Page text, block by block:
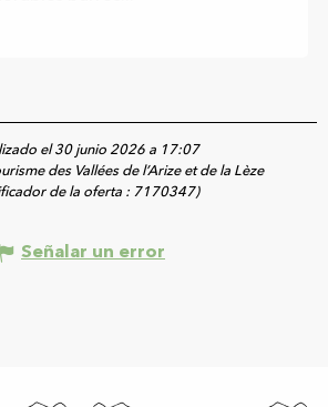
el 30 junio 2026 a 17:07
des Vallées de l’Arize et de la Lèze
de la oferta : 7170347)
Señalar un error